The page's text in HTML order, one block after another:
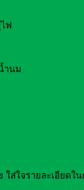
ฟ
ำนม
ส่ใจรายละเอียดใ